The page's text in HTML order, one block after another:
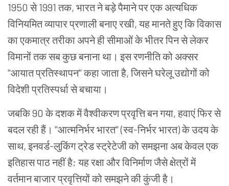
1950 से 1991 तक, भारत ने बड़े पैमाने पर एक अत्यधिक
विनियमित व्यापार प्रणाली बनाए रखी, यह मानते हुए कि विकास
का एकमात्र तरीका अपने ही सीमाओं के भीतर पिन से लेकर
विमानों तक सब कुछ बनाना था। इस रणनीति को अक्सर
"आयात प्रतिस्थापन" कहा जाता है, जिसने घरेलू उद्योगों को
विदेशी प्रतिस्पर्धा से बचाया।
जबकि 90 के दशक में वैश्वीकरण प्रवृत्ति बन गया, हवाएं फिर से
बदल रही हैं। "आत्मनिर्भर भारत" (स्व-निर्भर भारत) के उदय के
साथ, इनवर्ड-लुकिंग ट्रेड स्ट्रेटेजी को समझना अब केवल एक
इतिहास पाठ नहीं है; यह रक्षा और विनिर्माण जैसे क्षेत्रों में
वर्तमान बाजार प्रवृत्तियों को समझने की कुंजी है।